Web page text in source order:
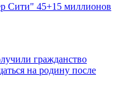
Сити" 45+15 миллионов
гражданство
на родину после